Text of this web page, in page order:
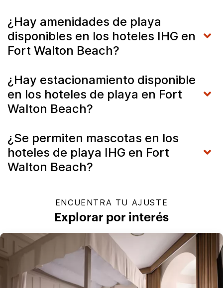
¿Hay amenidades de playa
disponibles en los hoteles IHG en
Fort Walton Beach?
¿Hay estacionamiento disponible
en los hoteles de playa en Fort
Walton Beach?
¿Se permiten mascotas en los
hoteles de playa IHG en Fort
Walton Beach?
ENCUENTRA TU AJUSTE
Explorar por interés